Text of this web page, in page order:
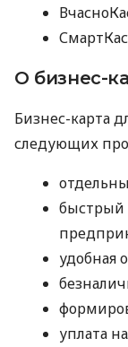
О бизнес-
Бизнес-карта
следующих
быстрый
удобная
уплата